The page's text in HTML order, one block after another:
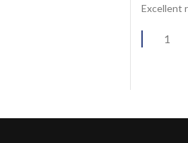
Excellent
1